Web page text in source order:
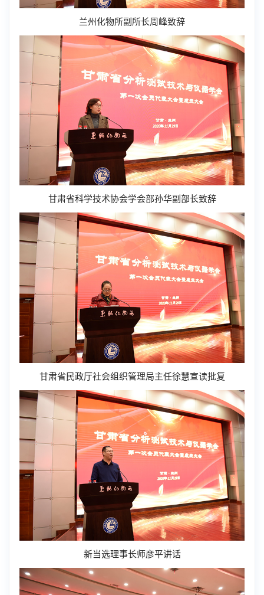
兰州化物所副所长周峰致辞
甘肃省科学技术协会学会部孙华副部长致辞
甘肃省民政厅社会组织管理局主任徐慧宣读批复
新当选理事长师彦平讲话